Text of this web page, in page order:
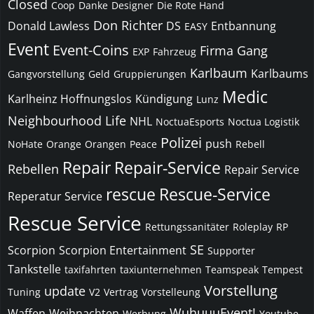
Closed Coop Danke Designer Die Rote Hand
Donald Lawless Don Richter DS EASY Entbannung
Event Event-Coins EXP Fahrzeug Firma Gang
Gangvorstellung Geld Gruppierungen Karlbaum Karlbaums
Karlheinz Hoffnungslos Kündigung Lunz Medic
Neighbourhood Life NHL NoctuaEsports Noctua Logistik
NoHate Orange Orangen Peace Polizei push Rebell
Rebellen Repair Repair-Service Repair Service
Reperatur Service rescue Rescue-Service
Rescue Service Rettungssanitäter Roleplay RP
Scorpion Scorpion Entertainment SE Supporter
Tankstelle taxifahrten taxiunternehmen Teamspeak Tempest
Tuning update V2 Vertrag Vorstelleung Vorstellung